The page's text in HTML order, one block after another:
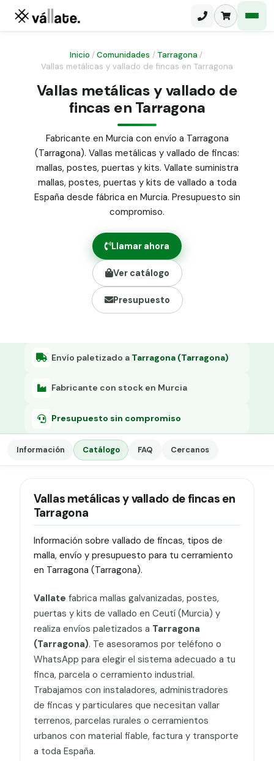
Malla ganadera
Malla simple torsión
Malla triple torsión
Panel malla H.
Puerta abatible dos hojas
Puerta acceso peatonal
Poste malla Hércules
Poste malla simple torsión
Alambre de espino galvanizado
Abrazadera PVC malla H.
Grapa malla H.
Grapadora
Tensor galvanizado
Inicio /Comunidades / Tarragona /
Vallas metálicas y vallado de fincas en Tarragona
Vallas metálicas y vallado de
fincas en Tarragona
Fabricante en Murcia con envío a Tarragona
(Tarragona). Vallas metálicas y vallado de fincas:
mallas, postes, puertas y kits. Vallate suministra
mallas, postes, puertas y kits de vallado a toda
España desde fábrica en Murcia. Presupuesto sin
compromiso.
Llamar ahora
Ver catálogo
Presupuesto
Envío paletizado a Tarragona (Tarragona)
Fabricante con stock en Murcia
Presupuesto sin compromiso
Información Catálogo FAQ Cercanos
Vallas metálicas y vallado de fincas en
Tarragona
Información sobre vallado de fincas, tipos de
malla, envío y presupuesto para tu cerramiento
en Tarragona (Tarragona).
Vallate fabrica mallas galvanizadas, postes,
puertas y kits de vallado en Ceutí (Murcia) y
realiza envíos paletizados a Tarragona
(Tarragona). Te asesoramos por teléfono o
WhatsApp para elegir el sistema adecuado a tu
finca, parcela o cerramiento industrial.
Trabajamos con instaladores, administradores
de fincas y particulares que necesitan vallar
terrenos, parcelas rurales o cerramientos
urbanos con material fiable, factura y transporte
a toda España.